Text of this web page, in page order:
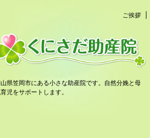
ご挨拶
県笠岡市にある小さな助産院です。自然分娩と母
児をサポートします。